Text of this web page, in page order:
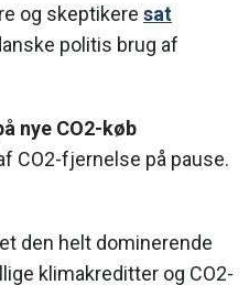
og skeptikere sat
politis brug af
nye CO2-køb
CO2-fjernelse på pause.
den helt dominerende
klimakreditter og CO2-